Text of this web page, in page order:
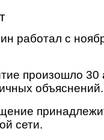
работал с
произошло 30
объяснений.
сети.